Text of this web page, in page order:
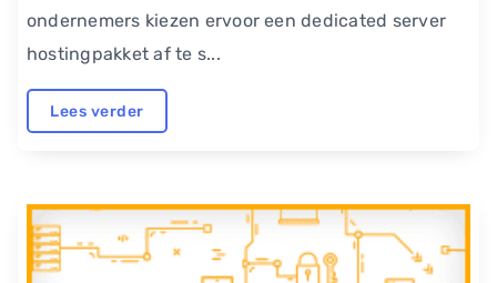
ondernemers kiezen ervoor een dedicated server
hostingpakket af te s...
Lees verder